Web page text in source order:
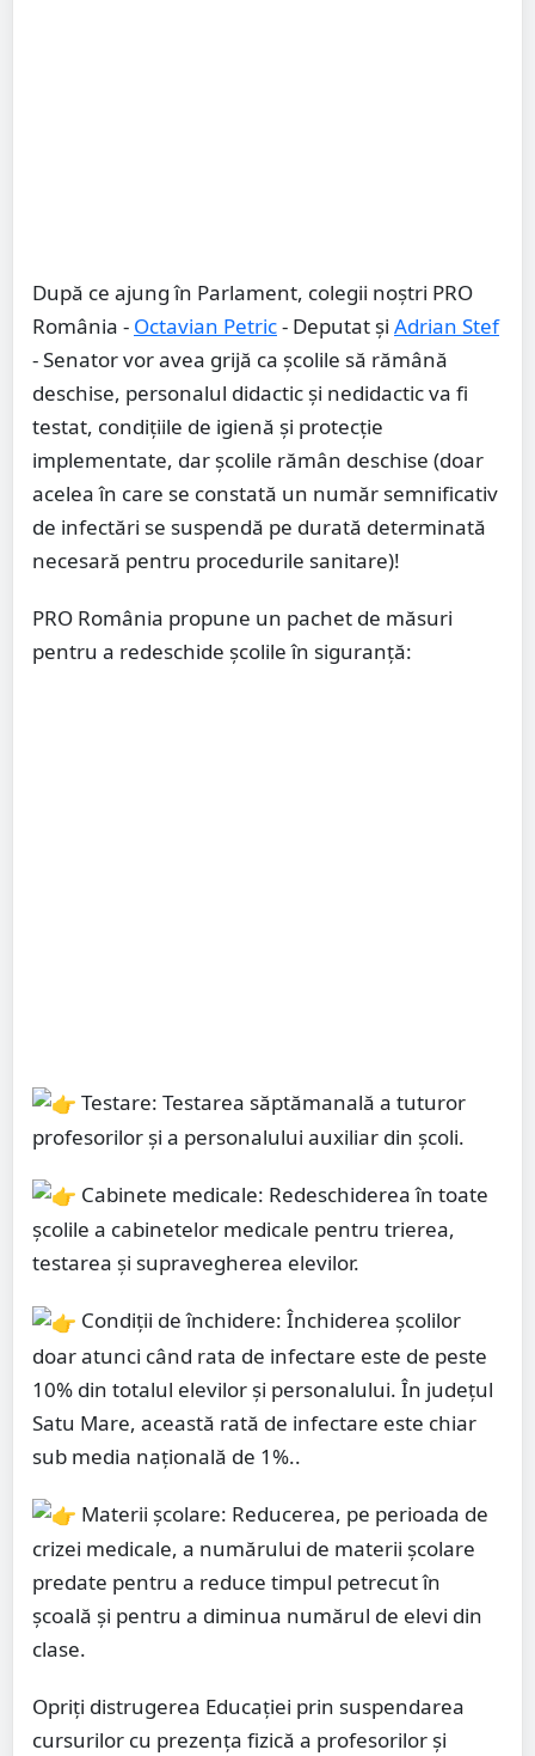
După ce ajung în Parlament, colegii noștri PRO
România - Octavian Petric- Deputat și Adrian Stef
- Senator vor avea grijă ca școlile să rămână
deschise, personalul didactic și nedidactic va fi
testat, condițiile de igienă și protecție
implementate, dar școlile rămân deschise (doar
acelea în care se constată un număr semnificativ
de infectări se suspendă pe durată determinată
necesară pentru procedurile sanitare)!
PRO România propune un pachet de măsuri
pentru a redeschide școlile în siguranță:
Testare: Testarea săptămanală a tuturor
profesorilor și a personalului auxiliar din școli.
Cabinete medicale: Redeschiderea în toate
școlile a cabinetelor medicale pentru trierea,
testarea și supravegherea elevilor.
Condiții de închidere: Închiderea școlilor
doar atunci când rata de infectare este de peste
10% din totalul elevilor și personalului. În județul
Satu Mare, această rată de infectare este chiar
sub media națională de 1%..
Materii școlare: Reducerea, pe perioada de
crizei medicale, a numărului de materii școlare
predate pentru a reduce timpul petrecut în
școală și pentru a diminua numărul de elevi din
clase.
Opriți distrugerea Educației prin suspendarea
cursurilor cu prezența fizică a profesorilor și